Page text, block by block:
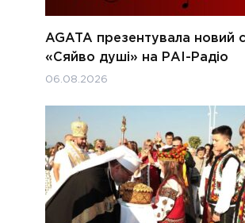
AGATA презентувала новий
«Сяйво душі» на РАІ-Радіо
06.08.2026